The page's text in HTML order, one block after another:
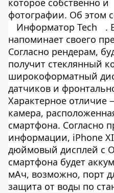
которое собственно и
фотографии. Об этом
Информатор Tech
.
напоминает своего
Согласно рендерам,
получит стеклянный
широкоформатный
датчиков и
Характерное отличие
камера,
смартфона. Согласно
информации, iPhone
дюймовый дисплей с
смартфона будет
мАч, возможно, порт
защита от воды по